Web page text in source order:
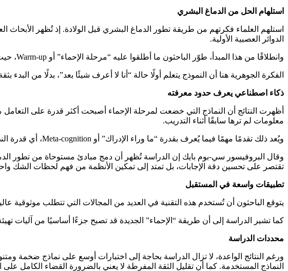
استلهام الحل من الدماغ البشري
استلهم العلماء فكرتهم من طريقة تطور الدماغ البشري قبل الولادة. إذ تُظهر
الدوائر العصبية الأولية.
وانطلاقًا من هذا المبدأ، طوّر الباحثون ما أطلقوا عليه “مرحلة الإحماء” أو Warm-up، حيث يُدرَّب النموذج لفترة قصيرة على ضوضاء عشوائية قبل تعليمه البيانات الحقيقية.
الفكرة الجوهرية هنا أن النموذج يتعلم أولًا حالة “أنا لا أعرف شيئًا بعد”، بدلًا من
ذكاء اصطناعي يعرف حدود معرفته
أظهرت النتائج أن النماذج التي خضعت لمرحلة الإحماء أصبحت أكثر قدرة على التعامل
معلومات لم ترها سابقًا أثناء التدريب.
ويُعد ذلك تقدمًا مهمًا فيما يُعرف بقدرة “ما وراء الإدراك” أو Meta-cognition، أي قدرة النظام على التمييز بين ما يعرفه وما يجهله.
وقال البروفيسور سي-بوم بايك إن الدراسة تُظهر أن دمج مبادئ مستوحاة من تطور
تقتصر على تحسين دقة الإجابات، بل تمتد إلى تمكين الأنظمة من فهم لحظات الشك
تطبيقات واسعة في المستقبل
يتوقع الباحثون أن تُستخدم هذه التقنية في العديد من المجالات التي تتطلب موثوقية
كما تشير الدراسة إلى أن طريقة “الإحماء” الجديدة قد تصبح جزءًا أساسيًا من آليات
محددات الدراسة
ورغم النتائج الواعدة، لا تزال الدراسة بحاجة إلى اختبارات أوسع على نماذج ضخمة
النماذج المستخدمة. كما أن تقليل الثقة المفرطة لا يعني بالضرورة القضاء الكامل